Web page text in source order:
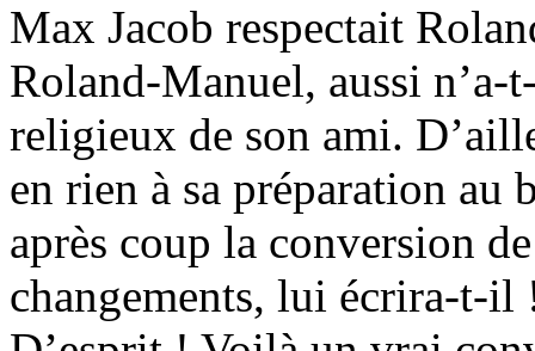
Max Jacob respectait
Roland-Manuel, aussi n’a-
religieux de son ami.
en rien à sa préparation au
après coup la conversion
changements, lui écrira-t-